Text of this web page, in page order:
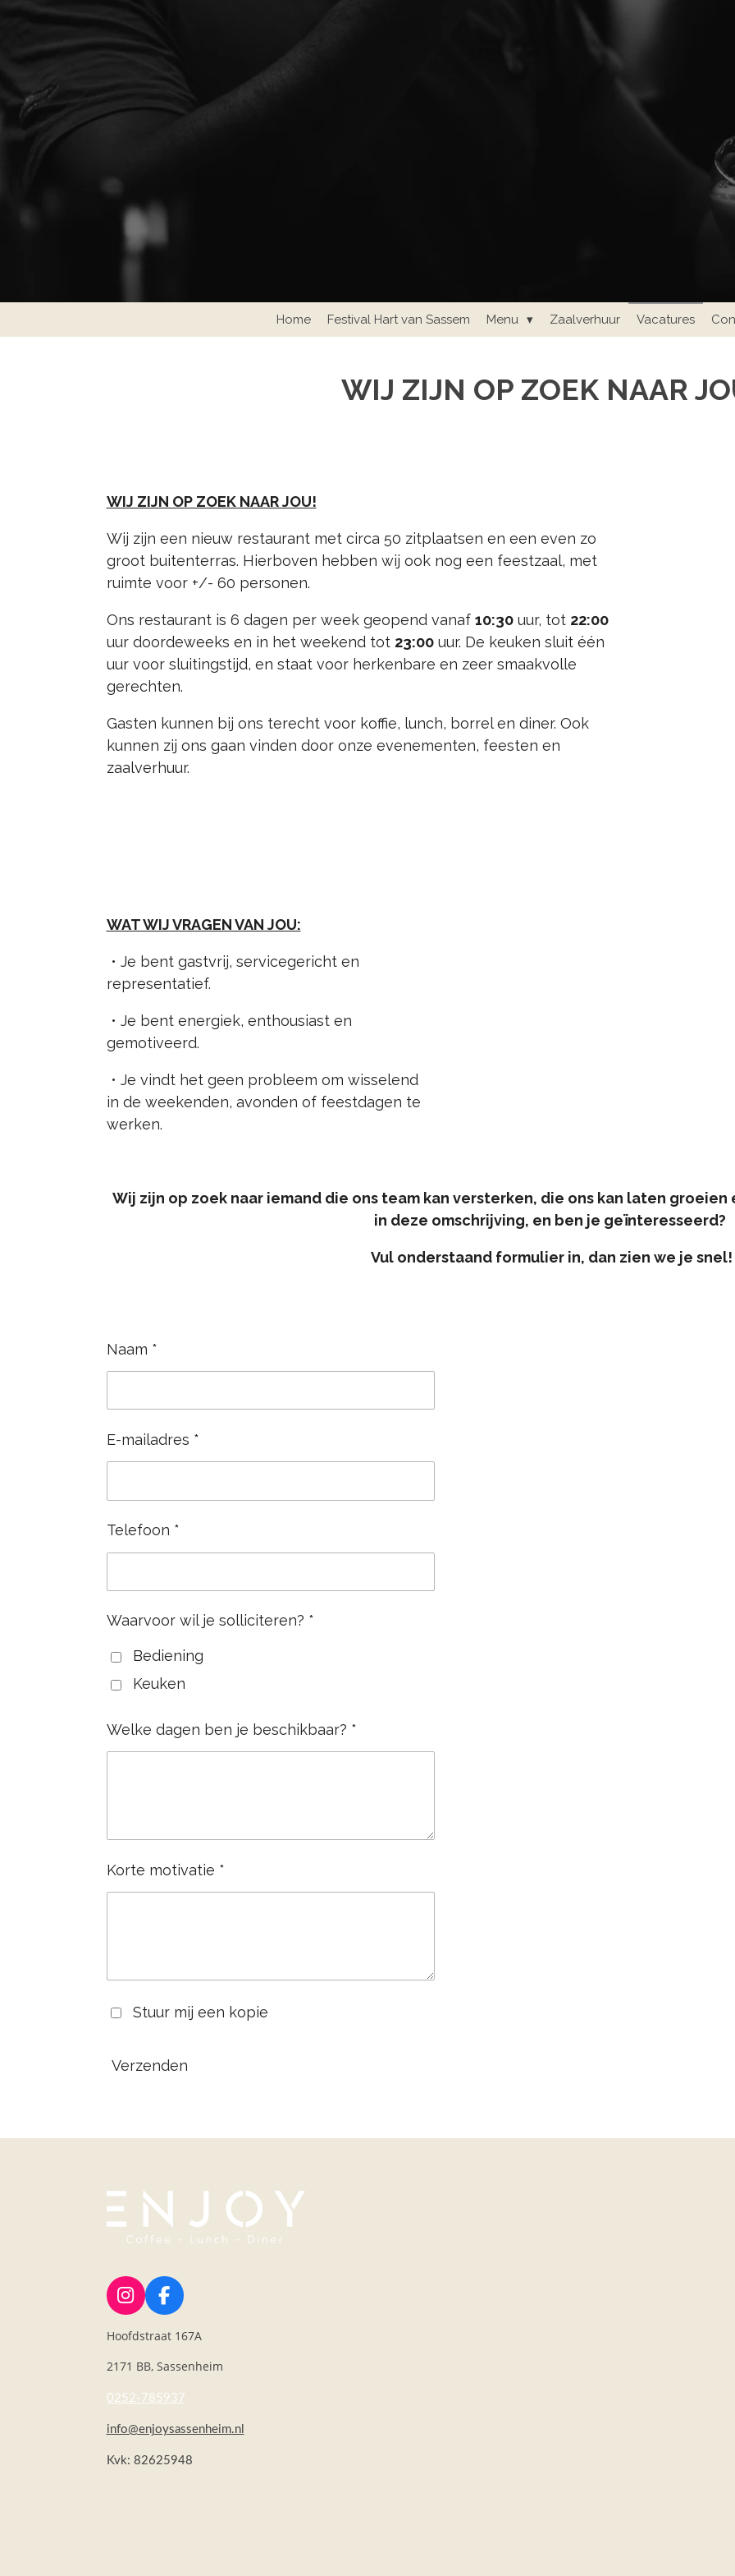
Home Festival Hart van Sassem Menu Zaalverhuur Vacatures
WIJ ZIJN OP ZOEK NAAR
WIJ ZIJN OP ZOEK NAAR JOU!
Wij zijn een nieuw restaurant met circa 50 zitplaatsen en een even zo
groot buitenterras. Hierboven hebben wij ook nog een feestzaal, met
ruimte voor +/- 60 personen.
Ons restaurant is 6 dagen per week geopend vanaf 10:30uur, tot 22:00
uur doordeweeks en in het weekend tot 23:00uur. De keuken sluit één
uur voor sluitingstijd, en staat voor herkenbare en zeer smaakvolle
gerechten.
Gasten kunnen bij ons terecht voor koffie, lunch, borrel en diner. Ook
kunnen zij ons gaan vinden door onze evenementen, feesten en
zaalverhuur.
WAT WIJ VRAGEN VAN JOU:
• Je bent gastvrij, servicegericht en
representatief.
• Je bent energiek, enthousiast en
gemotiveerd.
• Je vindt het geen probleem om wisselend
in de weekenden, avonden of feestdagen te
werken.
Wij zijn op zoek naar iemand die ons team kan versterken, die ons kan laten
in deze omschrijving, en ben je geïnteresseerd?
Vul onderstaand formulier in, dan zien we je snel!
Naam *
E-mailadres *
Telefoon *
Waarvoor wil je solliciteren? *
Bediening
Keuken
Welke dagen ben je beschikbaar? *
Korte motivatie *
Stuur mij een kopie
Verzenden
I
n
s
a
g
r
a
m
F
a
c
b
o
o
k
Hoofdstraat 167A
2171 BB, Sassenheim
0252-785937
info@enjoysassenheim.nl
Kvk: 82625948